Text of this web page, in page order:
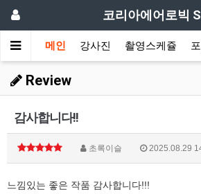
코리아에어로빅
메인 강사진 촬영스케쥴
Review
감사합니다!!
초록이슬 2025.08.29
느낌있는 좋은 작품 감사합니다!!!